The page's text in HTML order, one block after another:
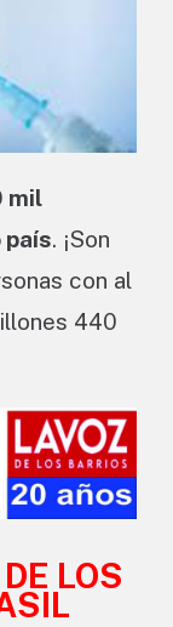
mil
país. ¡Son
con al
440
LOS